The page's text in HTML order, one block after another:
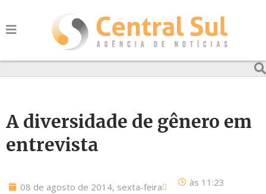
A diversidade de gênero em
entrevista
08 de agosto de 2014, sexta-feira às 11:23